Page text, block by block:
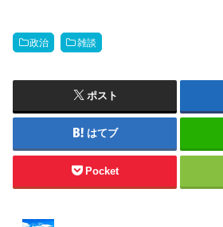
政治 雑談
ポスト
はてブ
Pocket